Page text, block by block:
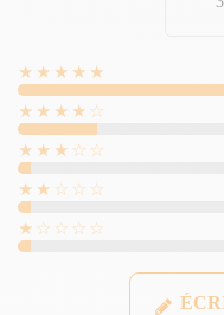
★★★★★
★★★★☆
★★★☆☆
★★☆☆☆
★☆☆☆☆